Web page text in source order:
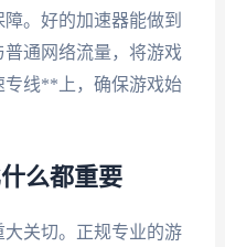
。好的加速器能做到
通网络流量，将游戏
线**上，确保游戏始
么都重要
关切。正规专业的游